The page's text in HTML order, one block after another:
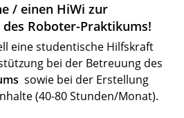
/ einen HiWi zur
Roboter-Praktikums!
eine studentische Hilfskraft
bei der Betreuung des
sowie bei der Erstellung
(40-80 Stunden/Monat).